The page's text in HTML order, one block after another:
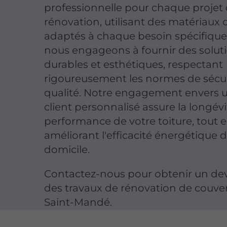
professionnelle pour chaque projet
rénovation, utilisant des matériaux
adaptés à chaque besoin
nous engageons à fournir des
durables et esthétiques, respectant
rigoureusement les normes de
qualité. Notre engagement envers
client personnalisé assure la
performance de votre toiture, tout
améliorant l'efficacité énergétique
domicile.
Contactez-nous pour obtenir un
des travaux de rénovation de
Saint-Mandé.